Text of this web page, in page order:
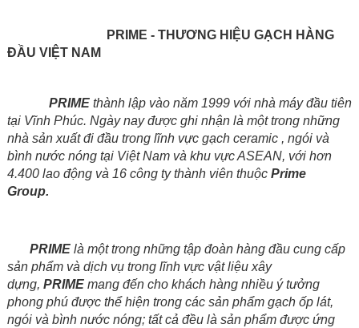
PRIME - THƯƠNG HIỆU GẠCH HÀNG
ĐẦU VIỆT NAM
PRIMEthành lập vào năm 1999 với nhà máy đầu tiên
tại Vĩnh Phúc. Ngày nay được ghi nhận là một trong những
nhà sản xuất đi đầu trong lĩnh vực gạch ceramic , ngói và
bình nước nóng tại Việt Nam và khu vực ASEAN, với hơn
4.400 lao động và 16 công ty thành viên thuộc Prime
Group.
PRIME là một trong những tập đoàn hàng đầu cung cấp
sản phẩm và dịch vụ trong lĩnh vực vật liệu xây
dựng, PRIMEmang đến cho khách hàng nhiều ý tưởng
phong phú được thể hiện trong các sản phẩm gạch ốp lát,
ngói và bình nước nóng; tất cả đều là sản phẩm được ứng